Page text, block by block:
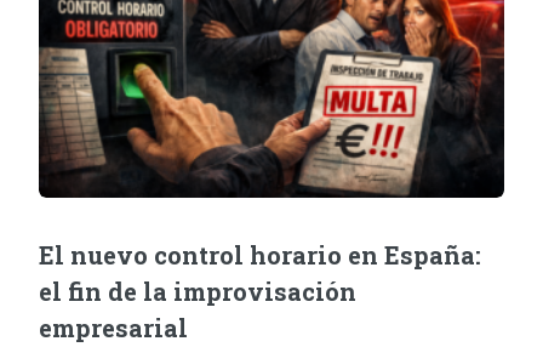
El nuevo control horario en España:
el fin de la improvisación
empresarial